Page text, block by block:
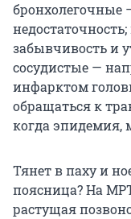
бронхолегочные
забывчивость и
сосудистые —
инфарктом
обращаться к
когда эпидемия,
Тянет в паху и
поясница? На
растущая